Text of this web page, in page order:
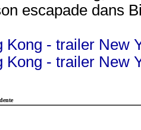
escapade dans
Kong - trailer New
Kong - trailer New